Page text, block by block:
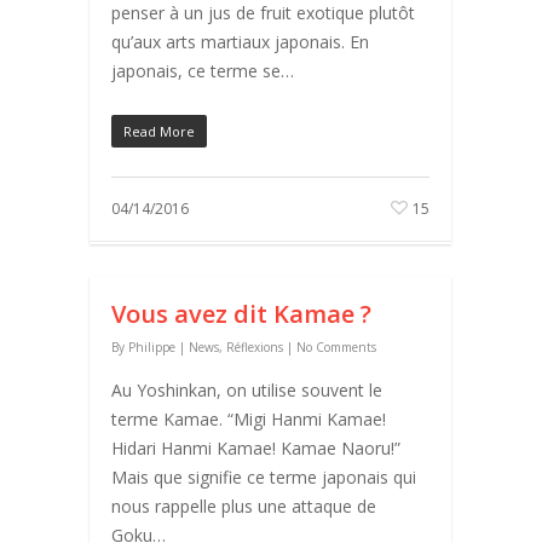
penser à un jus de fruit exotique plutôt
qu’aux arts martiaux japonais. En
japonais, ce terme se…
Read More
04/14/2016 15
Vous avez dit Kamae ?
By Philippe | News, Réflexions | No Comments
Au Yoshinkan, on utilise souvent le
terme Kamae. “Migi Hanmi Kamae!
Hidari Hanmi Kamae! Kamae Naoru!”
Mais que signifie ce terme japonais qui
nous rappelle plus une attaque de
Goku…